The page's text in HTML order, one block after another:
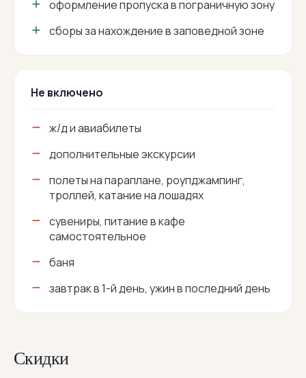
оформление пропуска в пограничную зону
сборы за нахождение в заповедной зоне
Не включено
ж/д и авиабилеты
дополнительные экскурсии
полеты на параплане, роупджампинг,
троллей, катание на лошадях
сувениры, питание в кафе
самостоятельное
баня
завтрак в 1-й день, ужин в последний день
Скидки